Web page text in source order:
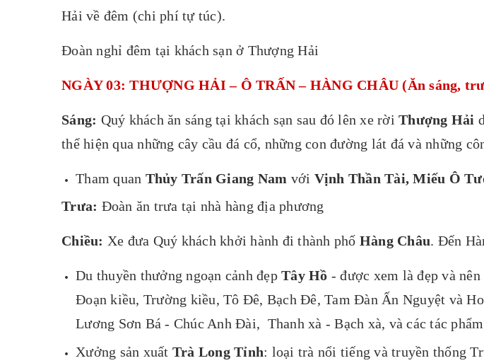
Hải về đêm (chi phí tự túc).
Đoàn nghỉ đêm tại khách sạn ở Thượng Hải
NGÀY 03: THƯỢNG HẢI – Ô TRẤN – HÀNG CHÂU (Ăn sáng,
Sáng: Quý khách ăn sáng tại khách sạn sau đó lên xe rời Thượng Hải
thể hiện qua những cây cầu đá cổ, những con đường lát đá và những
Tham quan Thủy Trấn Giang Nam với Vịnh Thần Tài, Miếu Ô
Trưa: Đoàn ăn trưa tại nhà hàng địa phương
Chiều: Xe đưa Quý khách khởi hành đi thành phố Hàng Châu. Đến
Du thuyền thưởng ngoạn cảnh đẹp Tây Hồ - được xem là đẹp và
Đoạn kiều, Trường kiều, Tô Đê, Bạch Đê, Tam Đàn Ấn Nguyệt và
Lương Sơn Bá - Chúc Anh Đài, Thanh xà - Bạch xà, và các tác
Xưởng sản xuất Trà Long Tỉnh: loại trà nổi tiếng và truyền thống